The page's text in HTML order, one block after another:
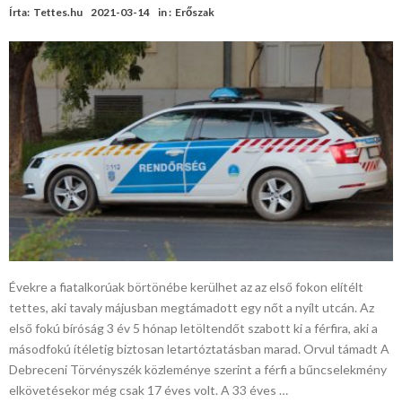
Írta: Tettes.hu 2021-03-14 in : Erőszak
Évekre a fiatalkorúak börtönébe kerülhet az az első fokon elítélt
tettes, aki tavaly májusban megtámadott egy nőt a nyílt utcán. Az
első fokú bíróság 3 év 5 hónap letöltendőt szabott ki a férfira, aki a
másodfokú ítéletig biztosan letartóztatásban marad. Orvul támadt A
Debreceni Törvényszék közleménye szerint a férfi a bűncselekmény
elkövetésekor még csak 17 éves volt. A 33 éves …